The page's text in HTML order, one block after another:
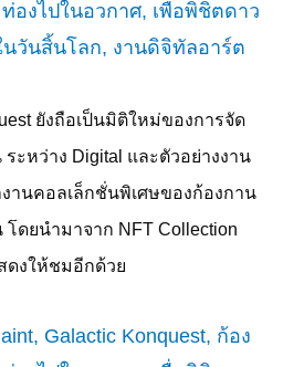
ยังถือเป็นมิติใหม่ของการจัด
ะหว่าง Digital และตัวอย่างงาน
านคอลเล็กชั่นพิเศษของก้องกาน
โดยนำมาจาก NFT Collection
ดงให้ชมอีกด้วย